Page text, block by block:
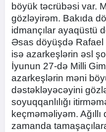
böyük təcrübəsi var.
gözləyirəm. Bakıda
idmançılar ayaqüstü
Əsas döyüşdə Rafael
isə azarkeşlərin əsl
İyunun 27-də Milli
azarkeşlərin məni
dəstəkləyəcəyini
soyuqqanlılığı
keçməməliyəm.
zamanda